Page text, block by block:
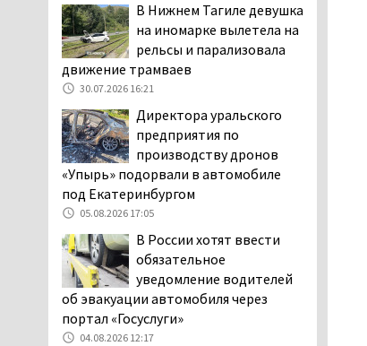
05.08.2026 14:40
На водоёмах
Свердловской области с
начала купального сезона
погиб 21 человек
05.08.2026 14:05
Нижний Тагил на три дня
станет мировой
столицей
короткометражного кино
Мэрия раскрыла имя
главной звезды Дня
города в Нижнем Тагиле
05.08.2026 11:26
В Нижнем Тагиле
В Нижнем Тагиле девушка
на иномарке вылетела на
рельсы и парализовала
движение трамваев
30.07.2026 16:21
Директора уральского
предприятия по
производству дронов
«Упырь» подорвали в автомобиле
под Екатеринбургом
05.08.2026 17:05
В России хотят ввести
обязательное
уведомление водителей
об эвакуации автомобиля через
портал «Госуслуги»
04.08.2026 12:17